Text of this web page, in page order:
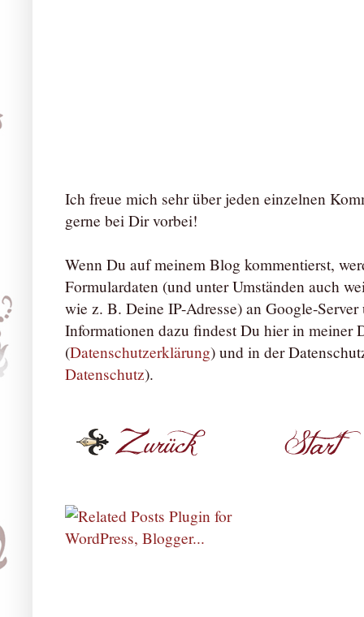
Ich freue mich sehr über jeden einzelnen
gerne bei Dir vorbei!
Wenn Du auf meinem Blog kommentierst,
Formulardaten (und unter Umständen auch
wie z. B. Deine IP-Adresse) an Google-
Informationen dazu findest Du hier in meiner
(Datenschutzerklärung) und in der
Datenschutz).